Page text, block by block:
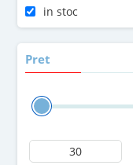
in stoc
Pret